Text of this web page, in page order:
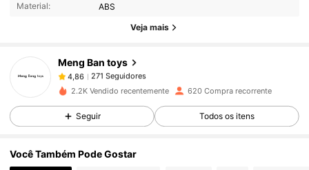
Material: ABS
Veja mais
Meng Ban toys
4,86
271 Seguidores
c***aseguido1 dia atrás
4,86
271 Seguidores
4,86 271 Seguidores
4,86 271 Seguidores
2.2K Vendido recentemente 620 Compra recorrente
Seguir Todos os itens
Você Também Pode Gostar